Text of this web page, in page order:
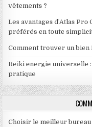
vêtements ?
Les avantages d’Atlas
préférés en toute
Comment trouver un
Reiki energie universelle
pratique
Choisir le meilleur